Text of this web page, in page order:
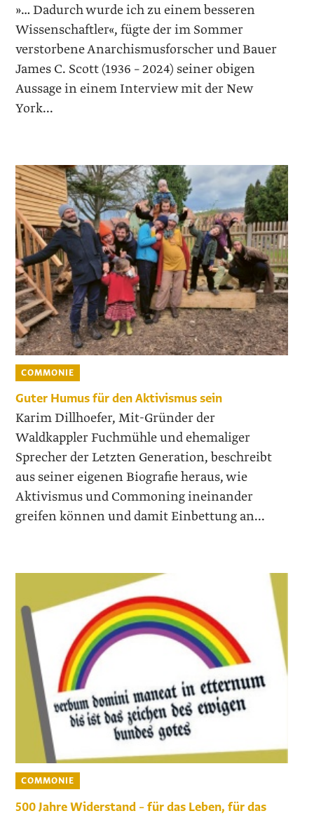
»… Dadurch wurde ich zu einem besseren
Wissenschaftler«, fügte der im Sommer
verstorbene Anarchismusforscher und Bauer
James C. Scott (1936 – 2024) seiner obigen
Aussage in einem Interview mit der New
York...
COMMONIE
Guter Humus für den Aktivismus sein
Karim Dillhoefer, Mit-Gründer der
Waldkappler Fuchmühle und ehemaliger
Sprecher der Letzten Generation, beschreibt
aus seiner eigenen Biografie heraus, wie
Aktivismus und Commoning ineinander
greifen können und damit Einbettung an...
COMMONIE
500 Jahre Widerstand – für das Leben, für das